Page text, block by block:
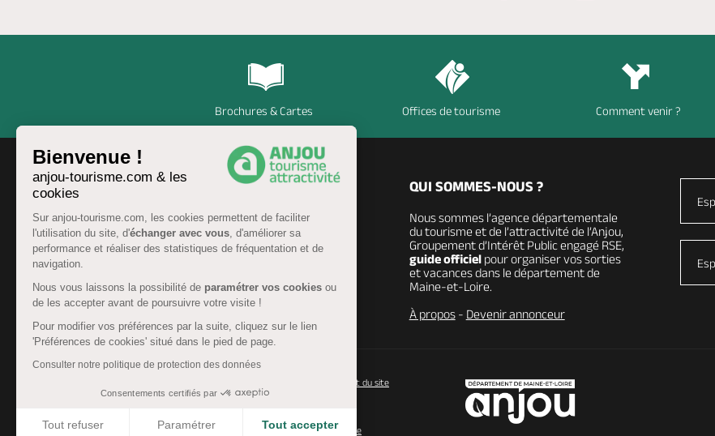
Bienvenue !
anjou-tourisme.com & les
cookies
Sur anjou-tourisme.com, les cookies permettent de faciliter
l'utilisation du site, d'échanger avec vous, d'améliorer sa
performance et réaliser des statistiques de fréquentation et de
navigation.
Nous vous laissons la possibilité de paramétrer vos cookies ou
de les accepter avant de poursuivre votre visite !
Pour modifier vos préférences par la suite, cliquez sur le lien
'Préférences de cookies' situé dans le pied de page.
Consulter notre politique de protection des données
Consentements certifiés par
Tout refuser Paramétrer Tout accepter
Brochures & Cartes Offices de tourisme Comment venir ?
QUI SOMMES-NOUS ?
Nous sommes l’agence départementale
du tourisme et de l’attractivité de l’Anjou,
Groupement d’Intérêt Public engagé RSE,
guide officielpour organiser vos sorties
et vacances dans le département de
Maine-et-Loire.
À propos- Devenir annonceur
Fonctionnement du site
CGU Réservation-Accessibilité : partiellement conforme